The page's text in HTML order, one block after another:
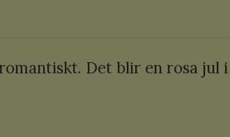
Det blir en rosa jul